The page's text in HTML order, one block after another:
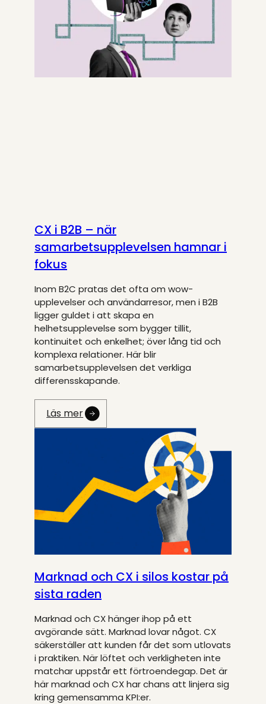
CX i B2B – när
samarbetsupplevelsen hamnar i
fokus
Inom B2C pratas det ofta om wow-
upplevelser och användarresor, men i B2B
ligger guldet i att skapa en
helhetsupplevelse som bygger tillit,
kontinuitet och enkelhet; över lång tid och
komplexa relationer. Här blir
samarbetsupplevelsen det verkliga
differensskapande.
Läs mer
Marknad och CX i silos kostar på
sista raden
Marknad och CX hänger ihop på ett
avgörande sätt. Marknad lovar något. CX
säkerställer att kunden får det som utlovats
i praktiken. När löftet och verkligheten inte
matchar uppstår ett förtroendegap. Det är
här marknad och CX har chans att linjera sig
kring gemensamma KPI:er.